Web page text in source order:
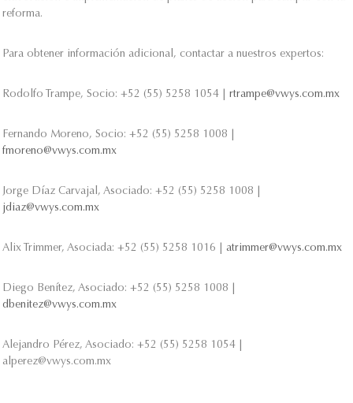
reforma.
Para obtener información adicional, contactar a nuestros expertos:
Rodolfo Trampe, Socio: +52 (55) 5258 1054 | rtrampe@vwys.com.mx
Fernando Moreno, Socio: +52 (55) 5258 1008 |
fmoreno@vwys.com.mx
Jorge Díaz Carvajal, Asociado: +52 (55) 5258 1008 |
jdiaz@vwys.com.mx
Alix Trimmer, Asociada: +52 (55) 5258 1016 | atrimmer@vwys.com.mx
Diego Benítez, Asociado: +52 (55) 5258 1008 |
dbenitez@vwys.com.mx
Alejandro Pérez, Asociado: +52 (55) 5258 1054 |
alperez@vwys.com.mx